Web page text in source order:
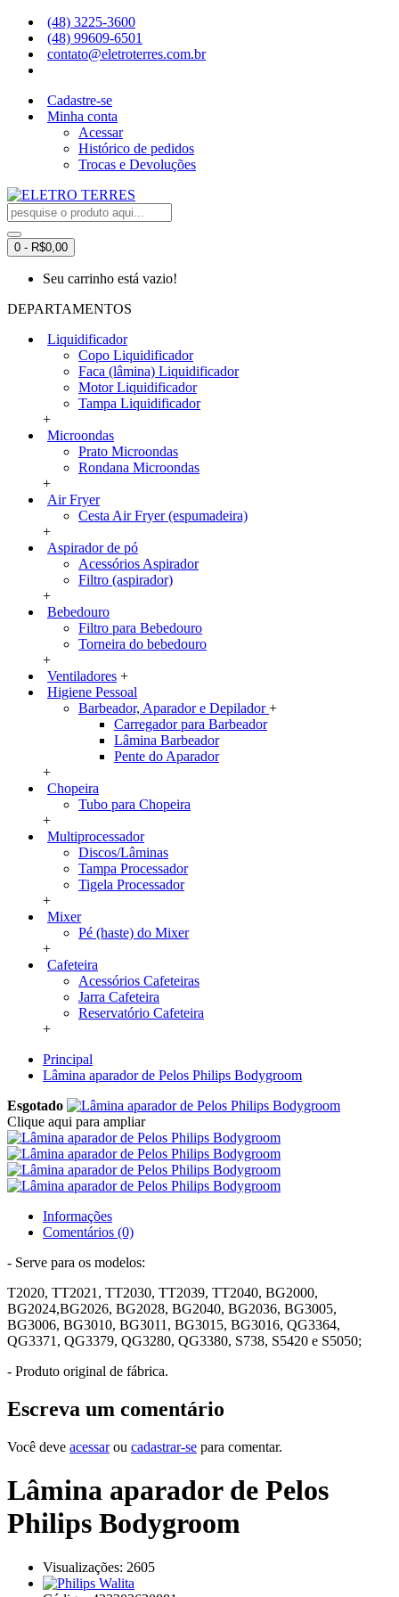
(48) 3225-3600
(48) 99609-6501
contato@eletroterres.com.br
Cadastre-se
Minha conta
Acessar
Histórico de pedidos
Trocas e Devoluções
0 - R$0,00
Seu carrinho está vazio!
DEPARTAMENTOS
Liquidificador
Copo Liquidificador
Faca (lâmina) Liquidificador
Motor Liquidificador
Tampa Liquidificador
+
Microondas
Prato Microondas
Rondana Microondas
+
Air Fryer
Cesta Air Fryer (espumadeira)
+
Aspirador de pó
Acessórios Aspirador
Filtro (aspirador)
+
Bebedouro
Filtro para Bebedouro
Torneira do bebedouro
+
Ventiladores +
Higiene Pessoal
Barbeador, Aparador e Depilador+
Carregador para Barbeador
Lâmina Barbeador
Pente do Aparador
+
Chopeira
Tubo para Chopeira
+
Multiprocessador
Discos/Lâminas
Tampa Processador
Tigela Processador
+
Mixer
Pé (haste) do Mixer
+
Cafeteira
Acessórios Cafeteiras
Jarra Cafeteira
Reservatório Cafeteira
+
Principal
Lâmina aparador de Pelos Philips Bodygroom
Esgotado
Clique aqui para ampliar
Informações
Comentários (0)
- Serve para os modelos:
T2020, TT2021, TT2030, TT2039, TT2040, BG2000,
BG2024,BG2026, BG2028, BG2040, BG2036, BG3005,
BG3006, BG3010, BG3011, BG3015, BG3016, QG3364,
QG3371, QG3379, QG3280, QG3380, S738, S5420 e S5050;
- Produto original de fábrica.
Escreva um comentário
Você deve acessarou cadastrar-se para comentar.
Lâmina aparador de Pelos
Philips Bodygroom
Visualizações: 2605